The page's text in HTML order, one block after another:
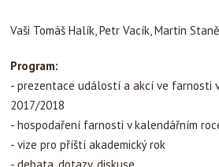
Vaši Tomáš Halík, Petr Vacík, Martin
Program:
- prezentace událostí a akcí ve farnosti
2017/2018
- hospodaření farnosti v kalendářním
- vize pro příští akademický rok